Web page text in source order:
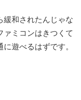
緩和されたんじゃな
ァミコンはきつくて
遊べるはずです。